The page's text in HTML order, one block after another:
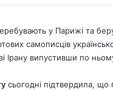
у Парижі та
самописців
Ірану випустивши по
сьогодні підтвердила, що